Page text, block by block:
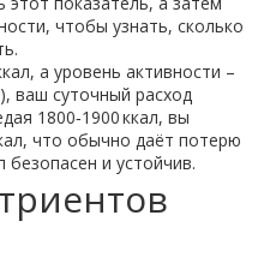
чтобы узнать, сколько
а уровень активности –
ваш суточный расход
1800‑1900 ккал, вы
что обычно даёт потерю
безопасен и устойчив.